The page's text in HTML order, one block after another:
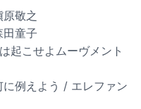
敬之
童子
起こせよムーヴメント
例えよう / エレファン